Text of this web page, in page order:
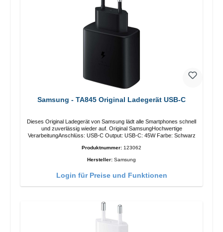
Samsung - TA845 Original Ladegerät USB-C
Dieses Original Ladegerät von Samsung lädt alle Smartphones schnell
und zuverlässig wieder auf. Original SamsungHochwertige
VerarbeitungAnschlüss: USB-C Output: USB-C: 45W Farbe: Schwarz
Produktnummer: 123062
Hersteller: Samsung
Login für Preise und Funktionen